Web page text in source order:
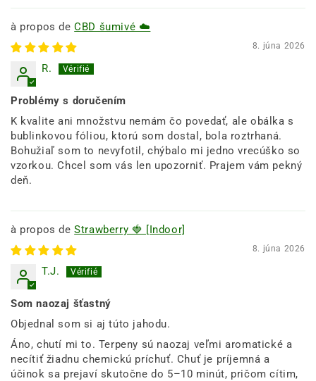
CBD šumivé ☁️
8. júna 2026
R.
Problémy s doručením
K kvalite ani množstvu nemám čo povedať, ale obálka s
bublinkovou fóliou, ktorú som dostal, bola roztrhaná.
Bohužiaľ som to nevyfotil, chýbalo mi jedno vrecúško so
vzorkou. Chcel som vás len upozorniť. Prajem vám pekný
deň.
Strawberry 🍓 [Indoor]
8. júna 2026
T.J.
Som naozaj šťastný
Objednal som si aj túto jahodu.
Áno, chutí mi to. Terpeny sú naozaj veľmi aromatické a
necítiť žiadnu chemickú príchuť. Chuť je príjemná a
účinok sa prejaví skutočne do 5–10 minút, pričom cítim,